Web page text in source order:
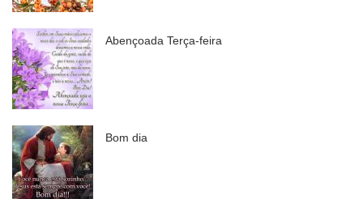
Abençoada Terça-feira
Bom dia